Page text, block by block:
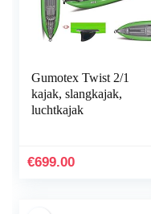
Gumotex Twist 2/1
kajak, slangkajak,
luchtkajak
€699.00